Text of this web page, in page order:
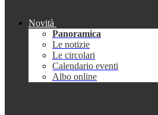
Novità
Panoramica
Le notizie
Le circolari
Calendario eventi
Albo online